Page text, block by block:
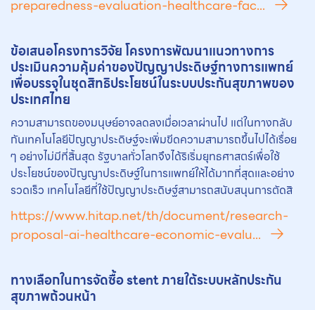
preparedness-evaluation-healthcare-fac...
ข้อเสนอโครงการวิจัย โครงการพัฒนาแนวทางการ
ประเมินความคุ้มค่าของปัญญาประดิษฐ์ทางการแพทย์
เพื่อบรรจุในชุดสิทธิประโยชน์ในระบบประกันสุขภาพของ
ประเทศไทย
ความสามารถของมนุษย์อาจลดลงเมื่อเวลาผ่านไป แต่ในทางกลับ
กันเทคโนโลยีปัญญาประดิษฐ์จะเพิ่มขีดความสามารถขึ้นไปได้เรื่อย
ๆ อย่างไม่มีที่สิ้นสุด รัฐบาลทั่วโลกจึงได้ริเริ่มยุทธศาสตร์เพื่อใช้
ประโยชน์ของปัญญาประดิษฐ์ในการแพทย์ให้ได้มากที่สุดและอย่าง
รวดเร็ว เทคโนโลยีที่ใช้ปัญญาประดิษฐ์สามารถสนับสนุนการตัดสิ
https://www.hitap.net/th/document/research-
proposal-ai-healthcare-economic-evalu...
ทางเลือกในการจัดซื้อ stent ภายใต้ระบบหลักประกัน
สุขภาพถ้วนหน้า